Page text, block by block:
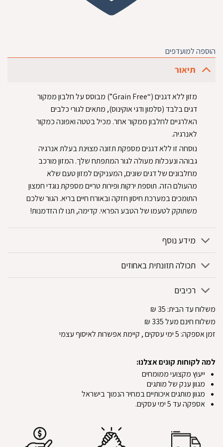
הוספה למועדפים
תיאור
מזון ללא דגנים (“Grain Free”) מבוסס על חלבון ממקור
דגים בלבד (סלמון ודגי אוקינוס), מתאים לגורי כלבים
האלרגיים לחלבון ממקור אחר. מכיל בטטה ואפונה כמקור
לאנרגיה.
נוסחה זו ללא דגנים מספקת תזונה מצוינת בעלת אנרגיה
גבוהה ונעכלות מעולה לגור המתפתח שלך. המזון מורכב
מחלבונים של דגים שונים, המעניקים למזון טעם שלא
מהעולם הזה. תוספת ירקות ופירות טריים מספקת נוגדי חמצון
התומכים במערכת חיסון חזקה ובאורח חיים בריא. הגור שלכם
משתוקק לטעמו של הטבע הפראי. קדימה, תנו לו הזדמנות!
מידע נוסף
תכולה תזונתית באחוזים
רכיבים
משלוח עד הבית:
₪
משלוח חינם מעל 335
₪
זמן אספקה: 5ימי עסקים, קיימת אפשרות לאיסוף עצמי
למה לקוחות קונים אצלנו:
ייעוץ מקצועי ממומחים
מגוון ענק של מותגים
מגוון מותגים איכותיים במחיר הנמוך בישראל
אספקה עד 5 ימי עסקים.